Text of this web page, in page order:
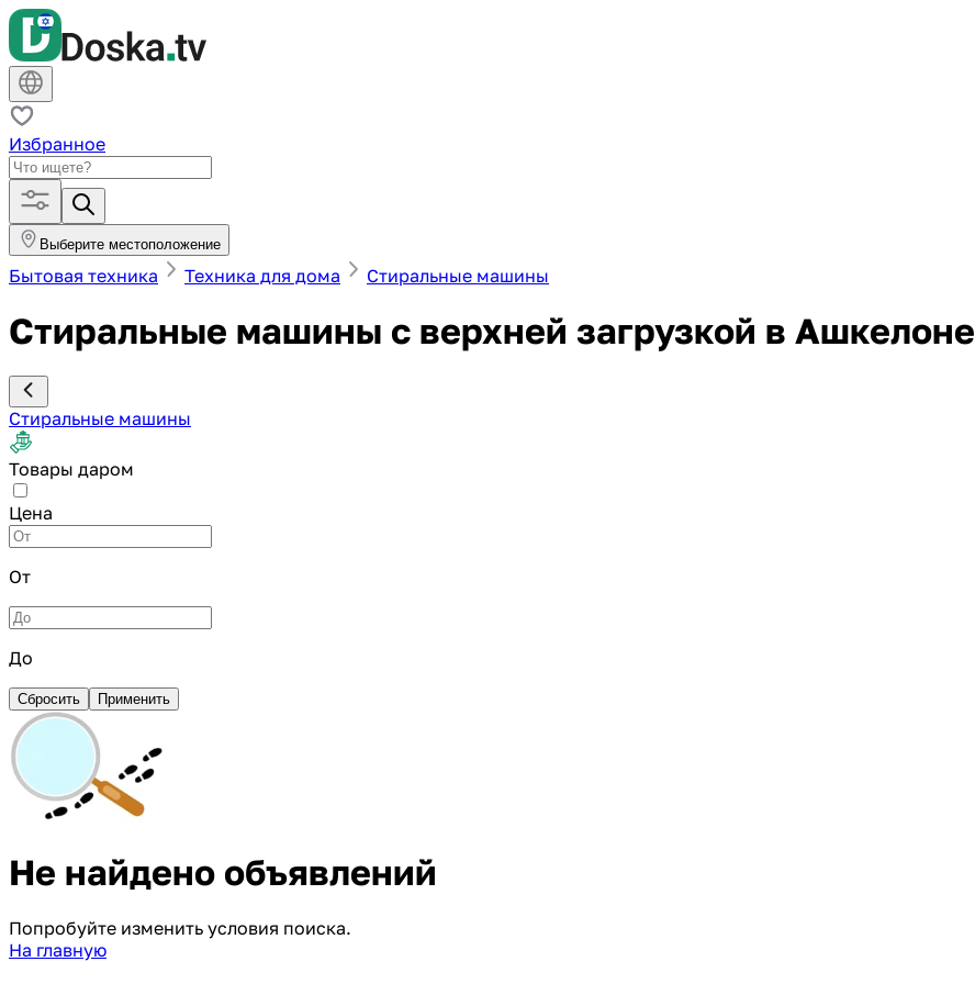
Избранное
Выберите местоположение
Бытовая техника Техника для дома Стиральные машины
Стиральные машины с верхней загрузкой в Ашкелоне
Стиральные машины
Товары даром
Цена
От
До
Сбросить Применить
Не найдено объявлений
Попробуйте изменить условия поиска.
На главную